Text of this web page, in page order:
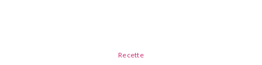
Recette